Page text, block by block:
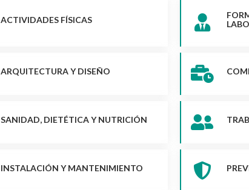
ACTIVIDADES FÍSICAS
ARQUITECTURA Y DISEÑO
SANIDAD, DIETÉTICA Y NUTRICIÓN
INSTALACIÓN Y MANTENIMIENTO